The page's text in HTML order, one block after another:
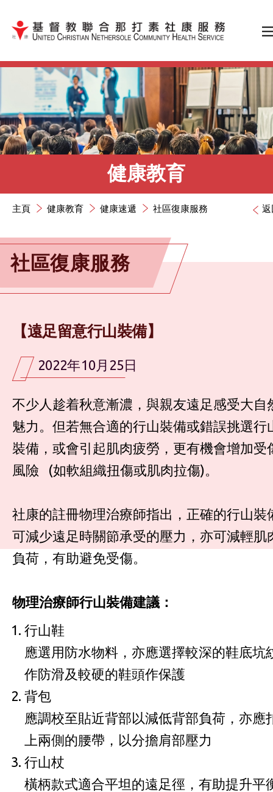
跳到內容（按輸入鍵）
健康教育
返
主頁 健康教育 健康速遞 社區復康服務
社區復康服務
【遠足留意行山裝備】
2022年10月25日
不少人趁着秋意漸濃，與親友遠足感受大自
魅力。但若無合適的行山裝備或錯誤挑選行
裝備，或會引起肌肉疲勞，更有機會增加受
風險 (如軟組織扭傷或肌肉拉傷)。
社康的註冊物理治療師指出，正確的行山裝
可減​少遠足時關節承受的壓力，亦可減輕肌
負荷，有助避免受傷。
​物理治療師行山裝備建議：
​​行山鞋
應選用防水物料，亦應選擇較深的鞋底坑
作防滑及較硬的鞋頭作保護
背包
應調校至貼近背部以減低背部負荷，亦應
上兩側的腰帶，以分擔肩部壓力
​行山杖
橫柄款式適合平坦的遠足徑，有助提升平